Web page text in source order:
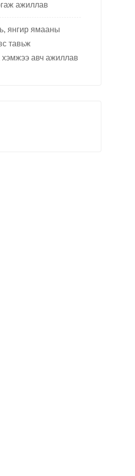
ажиллав
янгир ямааны
тавьж
хэмжээ авч ажиллав